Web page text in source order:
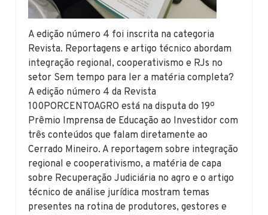
A edição número 4 foi inscrita na categoria
Revista. Reportagens e artigo técnico abordam
integração regional, cooperativismo e RJs no
setor Sem tempo para ler a matéria completa?
A edição número 4 da Revista
100PORCENTOAGRO está na disputa do 19º
Prêmio Imprensa de Educação ao Investidor com
três conteúdos que falam diretamente ao
Cerrado Mineiro. A reportagem sobre integração
regional e cooperativismo, a matéria de capa
sobre Recuperação Judiciária no agro e o artigo
técnico de análise jurídica mostram temas
presentes na rotina de produtores, gestores e